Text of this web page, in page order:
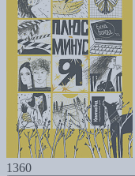
1360